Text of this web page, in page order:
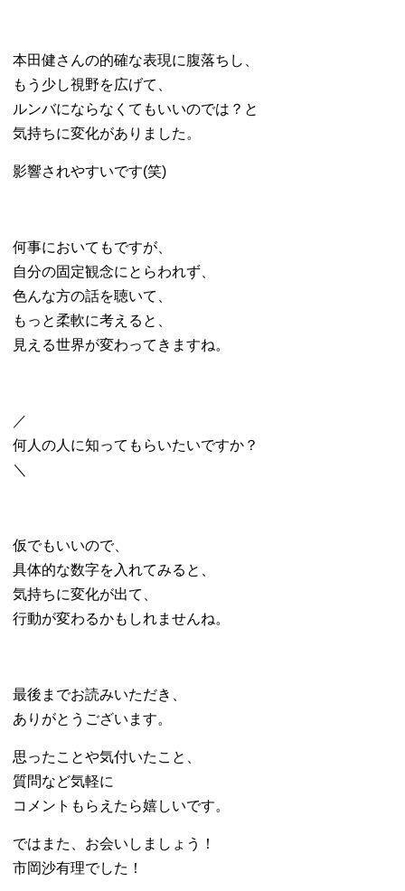
本田健さんの的確な表現に腹落ちし、
もう少し視野を広げて、
ルンバにならなくてもいいのでは？と
気持ちに変化がありました。
影響されやすいです(笑)
何事においてもですが、
自分の固定観念にとらわれず、
色んな方の話を聴いて、
もっと柔軟に考えると、
見える世界が変わってきますね。
／
何人の人に知ってもらいたいですか？
＼
仮でもいいので、
具体的な数字を入れてみると、
気持ちに変化が出て、
行動が変わるかもしれませんね。
最後までお読みいただき、
ありがとうございます。
思ったことや気付いたこと、
質問など気軽に
コメントもらえたら嬉しいです。
ではまた、お会いしましょう！
市岡沙有理でした！